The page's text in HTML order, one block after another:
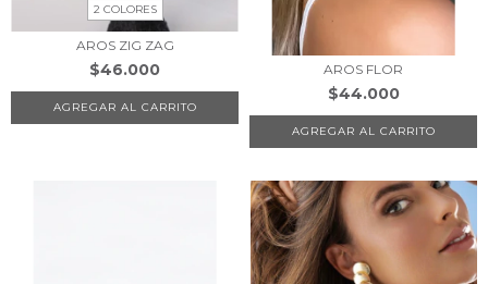
2 COLORES
AROS ZIG ZAG
$46.000
AGREGAR AL CARRITO
AROS FLOR
$44.000